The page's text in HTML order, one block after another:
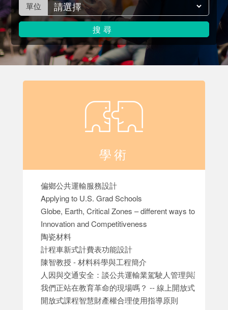
單位
搜尋
學術
偏鄉公共運輸服務設計
Applying to U.S. Grad Schools
Globe, Earth, Critical Zones – different ways to
Innovation and Competitiveness
陶瓷材料
計程車新式計費表功能設計
陳智教授 - 材料科學與工程簡介
人因與交通安全：談公共運輸業駕駛人管理與訓練
我們正站在教育革命的現場嗎？ -- 線上開放式課程的衝
開放式課程智慧財產權合理使用指導原則